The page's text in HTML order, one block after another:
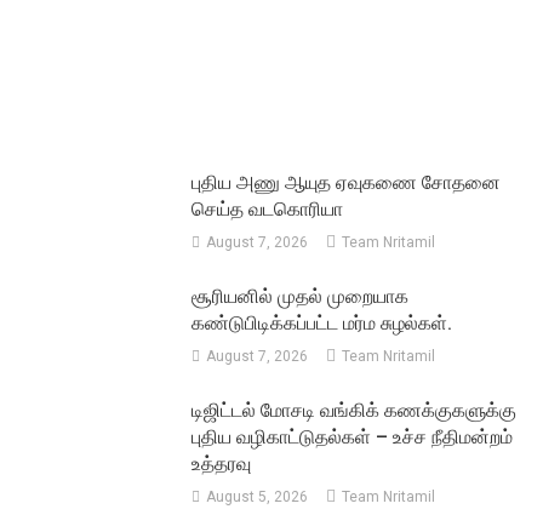
புதிய அணு ஆயுத ஏவுகணை சோதனை
செய்த வடகொரியா
August 7, 2026 Team Nritamil
சூரியனில் முதல் முறையாக
கண்டுபிடிக்கப்பட்ட மர்ம சுழல்கள்.
August 7, 2026 Team Nritamil
டிஜிட்டல் மோசடி வங்கிக் கணக்குகளுக்கு
புதிய வழிகாட்டுதல்கள் – உச்ச நீதிமன்றம்
உத்தரவு
August 5, 2026 Team Nritamil